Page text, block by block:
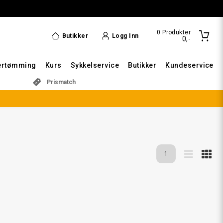
Butikker Logg Inn 0 Produkter
0,-
Kurs Sykkelservice Butikker Kundeservice
Prismatch
1